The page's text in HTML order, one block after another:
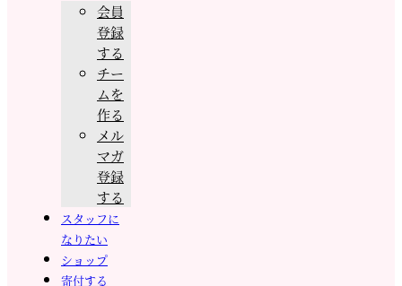
会員
登録
する
チー
ムを
作る
メル
マガ
登録
する
スタッフに
なりたい
ショップ
寄付する